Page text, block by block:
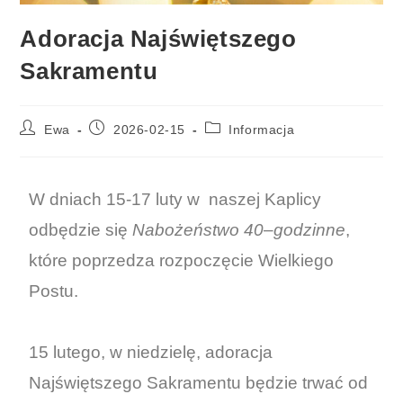
Adoracja Najświętszego
Sakramentu
Ewa 2026-02-15 Informacja
W dniach 15-17 luty w naszej Kaplicy
odbędzie sięNabożeństwo 40–godzinne,
które poprzedza rozpoczęcie Wielkiego
Postu.
15 lutego, w niedzielę, adoracja
Najświętszego Sakramentu będzie trwać od